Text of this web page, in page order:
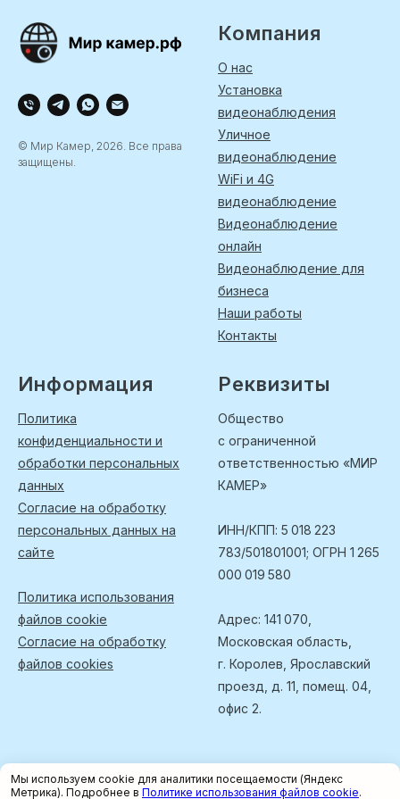
© Мир Камер, 2026. Все права
защищены.
Компания
О нас
Установка
видеонаблюдения
Уличное
видеонаблюдение
WiFi и 4G
видеонаблюдение
Видеонаблюдение
онлайн
Видеонаблюдение для
бизнеса
Наши работы
Контакты
Информация
Политика
конфиденциальности и
обработки персональных
данных
Согласие на обработку
персональных данных на
сайте
Политика использования
файлов cookie
Согласие на обработку
файлов cookies
Реквизиты
Общество
с ограниченной
ответственностью «МИР
КАМЕР»
ИНН/КПП: 5 018 223
783/501801001; ОГРН 1 265
000 019 580
Адрес: 141 070,
Московская область,
г. Королев, Ярославский
проезд, д. 11, помещ. 04,
офис 2.
Мы используем cookie для аналитики посещаемости (Яндекс
Метрика). Подробнее в Политике использования файлов cookie.